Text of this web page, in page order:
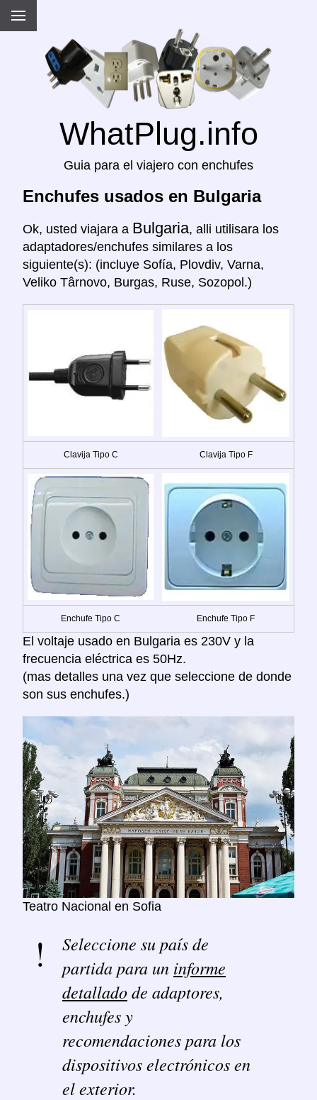
WhatPlug.info
Guia para el viajero con enchufes
Enchufes usados en Bulgaria
Ok, usted viajara a Bulgaria, alli utilisara los
adaptadores/enchufes similares a los
siguiente(s): (incluye Sofía, Plovdiv, Varna,
Veliko Târnovo, Burgas, Ruse, Sozopol.)
Clavija Tipo C Clavija Tipo F
Enchufe Tipo C Enchufe Tipo F
El voltaje usado en Bulgaria es 230V y la
frecuencia eléctrica es 50Hz.
(mas detalles una vez que seleccione de donde
son sus enchufes.)
Teatro Nacional en Sofia
Seleccione su país de
partida para un informe
detalladode adaptores,
enchufes y
recomendaciones para los
dispositivos electrónicos en
el exterior.